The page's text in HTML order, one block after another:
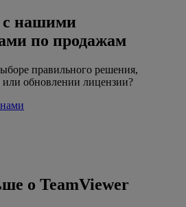
с нашими
по продажам
правильного решения,
или обновлении лицензии?
о TeamViewer